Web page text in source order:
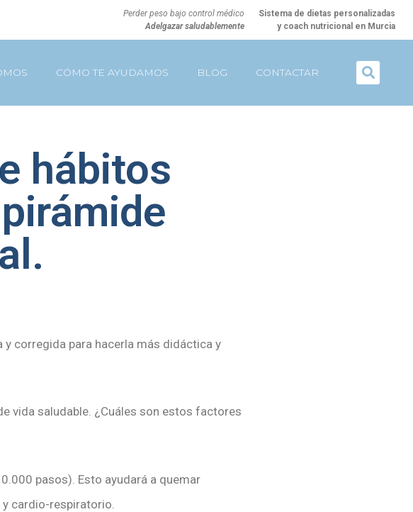
Perder peso bajo control médico
Adelgazar saludablemente
Sistema de dietas personalizadas
y coach nutricional en Murcia
CÓMO TE AYUDAMOS BLOG CONTACTAR
hábitos
corregida para hacerla más didáctica y
vida saludable. ¿Cuáles son estos factores
pasos). Esto ayudará a quemar
cardio-respiratorio.